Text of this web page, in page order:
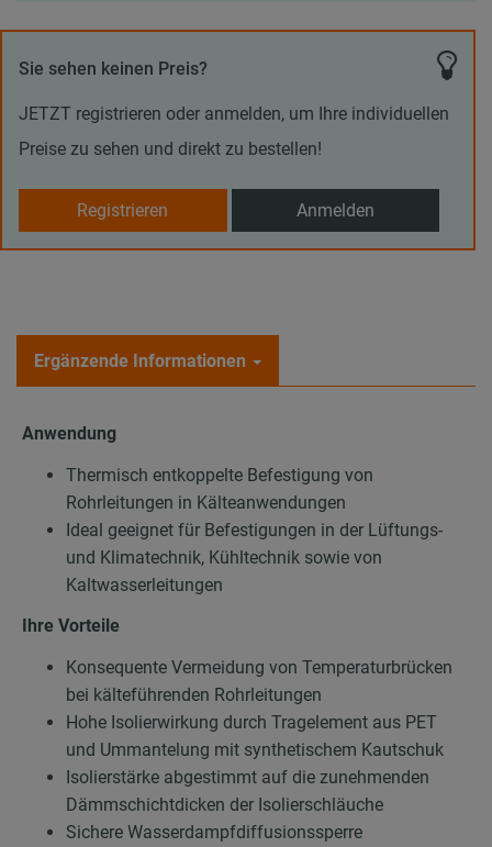
Sie sehen keinen Preis?
JETZT registrieren oder anmelden, um Ihre individuellen
Preise zu sehen und direkt zu bestellen!
Registrieren Anmelden
Ergänzende Informationen
Anwendung
Thermisch entkoppelte Befestigung von
Rohrleitungen in Kälteanwendungen
Ideal geeignet für Befestigungen in der Lüftungs-
und Klimatechnik, Kühltechnik sowie von
Kaltwasserleitungen
Ihre Vorteile
Konsequente Vermeidung von Temperaturbrücken
bei kälteführenden Rohrleitungen
Hohe Isolierwirkung durch Tragelement aus PET
und Ummantelung mit synthetischem Kautschuk
Isolierstärke abgestimmt auf die zunehmenden
Dämmschichtdicken der Isolierschläuche
Sichere Wasserdampfdiffusionssperre